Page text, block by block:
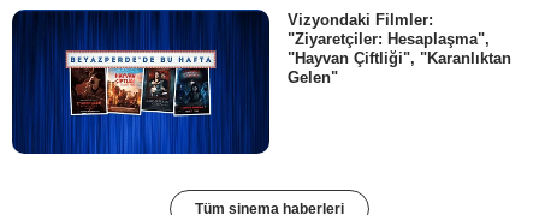
Vizyondaki Filmler:
"Ziyaretçiler: Hesaplaşma",
"Hayvan Çiftliği", "Karanlıktan
Gelen"
Tüm sinema haberleri